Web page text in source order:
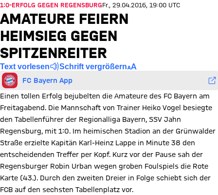
1:0-ERFOLG GEGEN REGENSBURGFr., 29.04.2016, 19:00 UTC
AMATEURE FEIERN
HEIMSIEG GEGEN
SPITZENREITER
Text vorlesen Schrift vergrößern
FC Bayern App
Einen tollen Erfolg bejubelten die Amateure des FC Bayern am
Freitagabend. Die Mannschaft von Trainer Heiko Vogel besiegte
den Tabellenführer der Regionalliga Bayern, SSV Jahn
Regensburg, mit 1:0. Im heimischen Stadion an der Grünwalder
Straße erzielte Kapitän Karl-Heinz Lappe in Minute 38 den
entscheidenden Treffer per Kopf. Kurz vor der Pause sah der
Regensburger Robin Urban wegen groben Foulspiels die Rote
Karte (43.). Durch den zweiten Dreier in Folge schiebt sich der
FCB auf den sechsten Tabellenplatz vor.